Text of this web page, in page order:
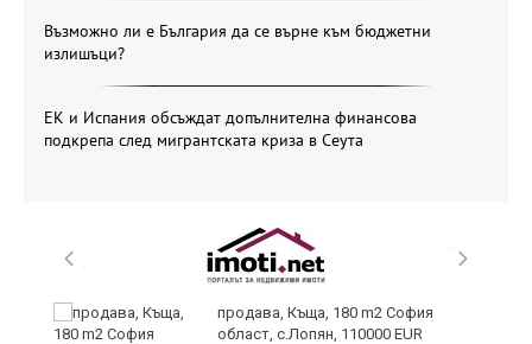
Възможно ли е България да се върне към бюджетни
излишъци?
ЕК и Испания обсъждат допълнителна финансова
подкрепа след мигрантската криза в Сеута
продава, Къща, 180 m2 София
област, с.Лопян, 110000 EUR